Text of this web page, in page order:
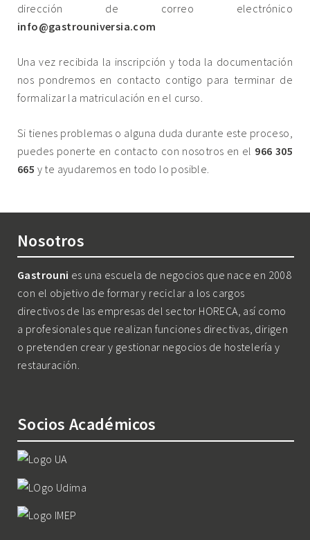
dirección de correo electrónico
info@gastrouniversia.com
Una vez recibida la inscripción y toda la documentación
nos pondremos en contacto contigo para terminar de
formalizar la matriculación en el curso.
Si tienes problemas o alguna duda durante este proceso,
puedes ponerte en contacto con nosotros en el 966 305
665 y te ayudaremos en todo lo posible.
Nosotros
Gastrouni es una escuela de negocios que nace en 2008
con el objetivo de formar y reciclar a los cargos
directivos de las empresas del sector HORECA, así como
a profesionales que realizan funciones directivas, dirigen
o pretenden crear y gestionar negocios de hostelería y
restauración.
Socios Académicos